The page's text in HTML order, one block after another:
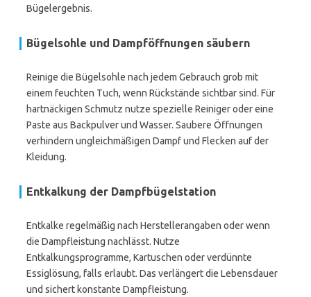
Bügelergebnis.
Bügelsohle und Dampföffnungen säubern
Reinige die Bügelsohle nach jedem Gebrauch grob mit
einem feuchten Tuch, wenn Rückstände sichtbar sind. Für
hartnäckigen Schmutz nutze spezielle Reiniger oder eine
Paste aus Backpulver und Wasser. Saubere Öffnungen
verhindern ungleichmäßigen Dampf und Flecken auf der
Kleidung.
Entkalkung der Dampfbügelstation
Entkalke regelmäßig nach Herstellerangaben oder wenn
die Dampfleistung nachlässt. Nutze
Entkalkungsprogramme, Kartuschen oder verdünnte
Essiglösung, falls erlaubt. Das verlängert die Lebensdauer
und sichert konstante Dampfleistung.